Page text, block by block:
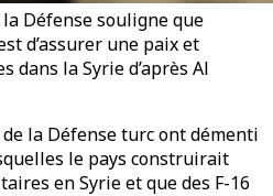
Défense souligne que
d’assurer une paix et
dans la Syrie d’après Al
la Défense turc ont démenti
le pays construirait
en Syrie et que des F-16